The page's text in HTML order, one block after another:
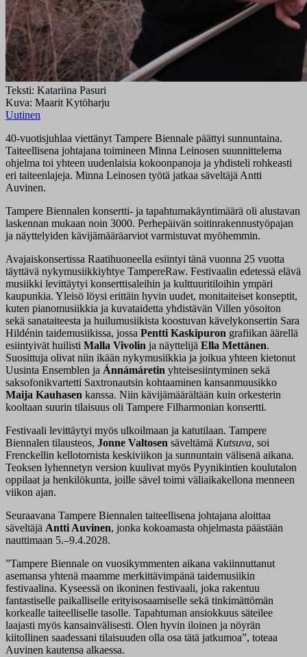
Teksti: Katariina Pasuri
Kuva: Maarit Kytöharju
Uutinen
40-vuotisjuhlaa viettänyt Tampere Biennale päättyi sunnuntaina.
Taiteellisena johtajana toimineen Minna Leinosen suunnittelema
ohjelma toi yhteen uudenlaisia kokoonpanoja ja yhdisteli rohkeasti
eri taiteenlajeja. Minna Leinosen työtä jatkaa säveltäjä Antti
Auvinen.
Tampere Biennalen konsertti- ja tapahtumakäyntimäärä oli alustavan
laskennan mukaan noin 3000. Perhepäivän soitinrakennustyöpajan
ja näyttelyiden kävijämääräarviot varmistuvat myöhemmin.
Avajaiskonsertissa Raatihuoneella esiintyi tänä vuonna 25 vuotta
täyttävä nykymusiikkiyhtye TampereRaw. Festivaalin edetessä elävä
musiikki levittäytyi konserttisaleihin ja kulttuuritiloihin ympäri
kaupunkia. Yleisö löysi erittäin hyvin uudet, monitaiteiset konseptit,
kuten pianomusiikkia ja kuvataidetta yhdistävän Villen yösoiton
sekä sanataiteesta ja huilumusiikista koostuvan kävelykonsertin Sara
Hildénin taidemusiikissa, jossa Pentti Kaskipuron grafiikan äärellä
esiintyivät huilisti Malla Vivolin ja näyttelijä Ella Mettänen.
Suosittuja olivat niin ikään nykymusiikkia ja joikua yhteen kietonut
Uusinta Ensemblen ja Ánnámáretin yhteisesiintyminen sekä
saksofonikvartetti Saxtronautsin kohtaaminen kansanmuusikko
Maija Kauhasen kanssa. Niin kävijämäärältään kuin orkesterin
kooltaan suurin tilaisuus oli Tampere Filharmonian konsertti.
Festivaali levittäytyi myös ulkoilmaan ja katutilaan. Tampere
Biennalen tilausteos, Jonne Valtosen säveltämä Kutsuva, soi
Frenckellin kellotornista keskiviikon ja sunnuntain välisenä aikana.
Teoksen lyhennetyn version kuulivat myös Pyynikintien koulutalon
oppilaat ja henkilökunta, joille sävel toimi väliaikakellona menneen
viikon ajan.
Seuraavana Tampere Biennalen taiteellisena johtajana aloittaa
säveltäjä Antti Auvinen, jonka kokoamasta ohjelmasta päästään
nauttimaan 5.–9.4.2028.
”Tampere Biennale on vuosikymmenten aikana vakiinnuttanut
asemansa yhtenä maamme merkittävimpänä taidemusiikin
festivaalina. Kyseessä on ikoninen festivaali, joka rakentuu
fantastiselle paikalliselle erityisosaamiselle sekä tinkimättömän
korkealle taiteelliselle tasolle. Tapahtuman ansiokkuus säteilee
laajasti myös kansainvälisesti. Olen hyvin iloinen ja nöyrän
kiitollinen saadessani tilaisuuden olla osa tätä jatkumoa”, toteaa
Auvinen kautensa alkaessa.